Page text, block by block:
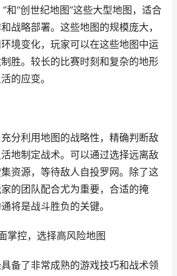
和“创世纪地图”这些大型地图，适合
战略部署。这些地图的规模庞大，
境变化，玩家可以在这些地图中运
胜。较长的比赛时刻和复杂的地形
的应变。
分利用地图的战略性，精确判断敌
地制定战术。可以通过选择远离敌
资源，等待敌人自投罗网。除了这
的团队配合尤为重要，合适的掩
将是战斗胜负的关键。
掌控，选择高风险地图
备了非常成熟的游戏技巧和战术领